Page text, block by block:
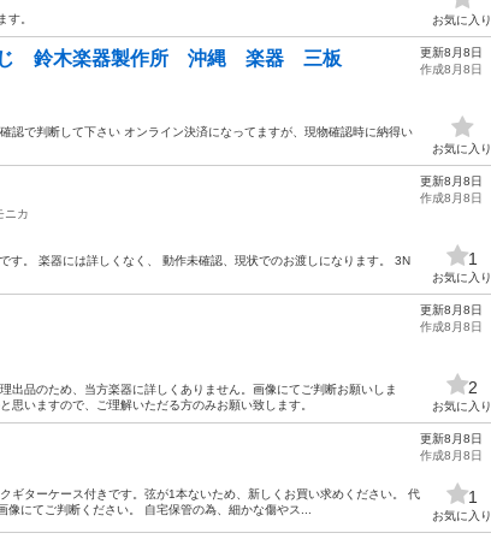
。
お気に入り
鈴木楽器製作所 沖縄 楽器 三板
認で判断して下さい オンライン決済になってますが、現物確認時に納得い
更新8月8日
作成8月8日
お気に入り
ニカ
す。 楽器には詳しくなく、 動作未確認、現状でのお渡しになります。 3N
更新8月8日
作成8月8日
1
お気に入り
品のため、当方楽器に詳しくありません。画像にてご判断お願いしま
思いますので、ご理解いただる方のみお願い致します。
更新8月8日
作成8月8日
2
お気に入り
ギターケース付きです。弦が1本ないため、新しくお買い求めください。 代
にてご判断ください。 自宅保管の為、細かな傷やス...
更新8月8日
作成8月8日
1
お気に入り